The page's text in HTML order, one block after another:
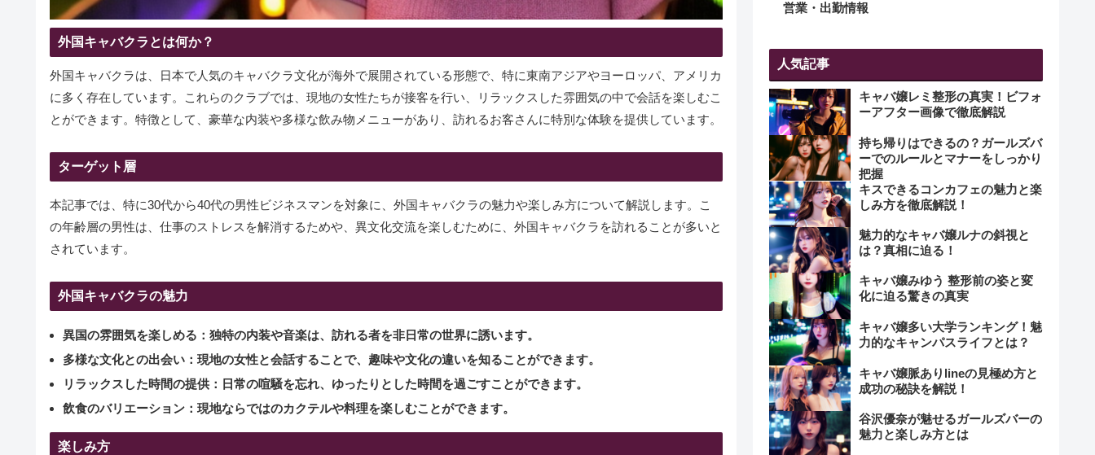
外国キャバクラとは何か？
外国キャバクラは、日本で人気のキャバクラ文化が海外で展開されている形態で、特に東南アジアやヨーロッパ、アメリカ
に多く存在しています。これらのクラブでは、現地の女性たちが接客を行い、リラックスした雰囲気の中で会話を楽しむこ
とができます。特徴として、豪華な内装や多様な飲み物メニューがあり、訪れるお客さんに特別な体験を提供しています。
ターゲット層
本記事では、特に30代から40代の男性ビジネスマンを対象に、外国キャバクラの魅力や楽しみ方について解説します。こ
の年齢層の男性は、仕事のストレスを解消するためや、異文化交流を楽しむために、外国キャバクラを訪れることが多いと
されています。
外国キャバクラの魅力
異国の雰囲気を楽しめる：独特の内装や音楽は、訪れる者を非日常の世界に誘います。
多様な文化との出会い：現地の女性と会話することで、趣味や文化の違いを知ることができます。
リラックスした時間の提供：日常の喧騒を忘れ、ゆったりとした時間を過ごすことができます。
飲食のバリエーション：現地ならではのカクテルや料理を楽しむことができます。
楽しみ方
営業・出勤情報
人気記事
キャバ嬢レミ整形の真実！ビフォ
ーアフター画像で徹底解説
持ち帰りはできるの？ガールズバ
ーでのルールとマナーをしっかり
把握
キスできるコンカフェの魅力と楽
しみ方を徹底解説！
魅力的なキャバ嬢ルナの斜視と
は？真相に迫る！
キャバ嬢みゆう 整形前の姿と変
化に迫る驚きの真実
キャバ嬢多い大学ランキング！魅
力的なキャンパスライフとは？
キャバ嬢脈ありlineの見極め方と
成功の秘訣を解説！
谷沢優奈が魅せるガールズバーの
魅力と楽しみ方とは